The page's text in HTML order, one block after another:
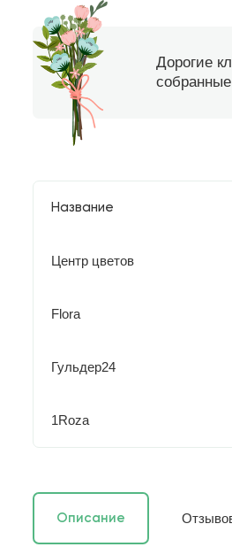
Дорогие
Название
Центр цветов
Flora
Гульдер24
1Roza
Описание